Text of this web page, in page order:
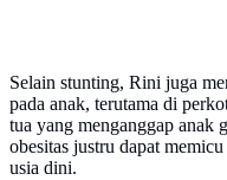
Selain stunting, Rini juga
pada anak, terutama di
tua yang menganggap anak
obesitas justru dapat
usia dini.